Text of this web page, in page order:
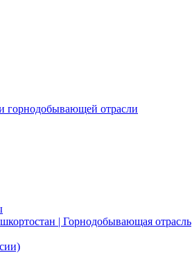
горнодобывающей отрасли
| Горнодобывающая отрасль